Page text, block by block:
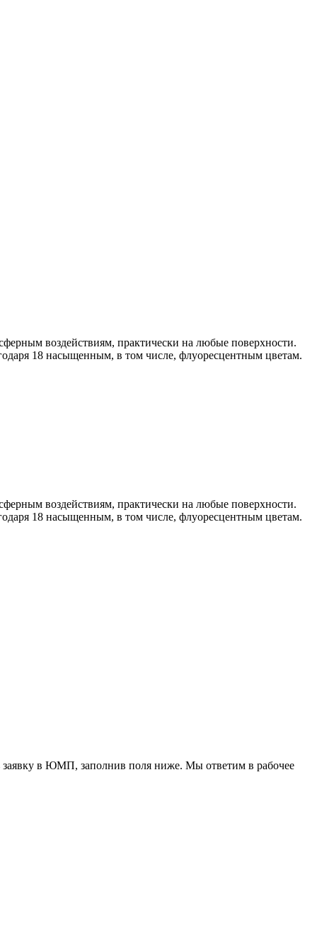
воздействиям, практически на любые поверхности.
18 насыщенным, в том числе, флуоресцентным цветам.
воздействиям, практически на любые поверхности.
18 насыщенным, в том числе, флуоресцентным цветам.
в ЮМП, заполнив поля ниже. Mы ответим в рабочее